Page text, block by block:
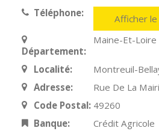
Téléphone: Afficher
Département:
Maine-Et-Loire
Localité:
Montreuil-
Adresse:
Rue De La
Code Postal: 49260
Banque:
Crédit Agricole